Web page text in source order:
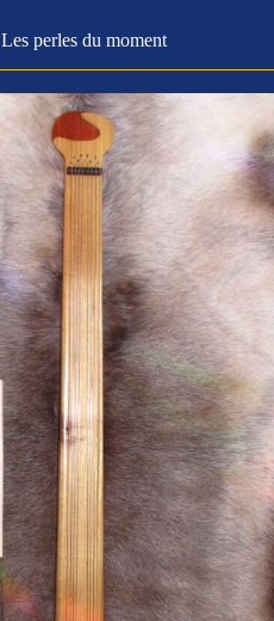
Les perles du moment